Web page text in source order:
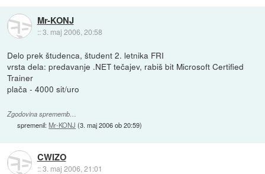
Mr-KONJ
::3. maj 2006, 20:58
Delo prek študenca, študent 2. letnika FRI
vrsta dela: predavanje .NET tečajev, rabiš bit Microsoft Certified
Trainer
plača - 4000 sit/uro
Zgodovina sprememb…
spremenil:Mr-KONJ (3. maj 2006 ob 20:59)
CWIZO
::3. maj 2006, 21:01